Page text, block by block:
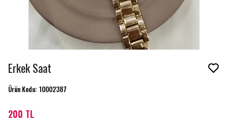
Erkek Saat
Ürün Kodu: 10002387
200 TL